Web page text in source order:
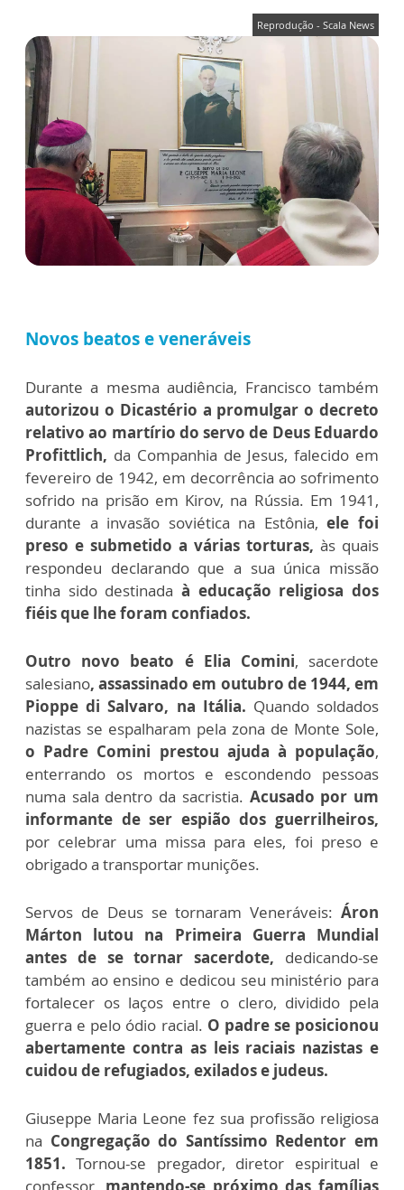
Reprodução - Scala News
Novos beatos e veneráveis
Durante a mesma audiência, Francisco também
autorizou o Dicastério a promulgar o decreto
relativo ao martírio do servo de Deus Eduardo
Profittlich, da Companhia de Jesus, falecido em
fevereiro de 1942, em decorrência ao sofrimento
sofrido na prisão em Kirov, na Rússia. Em 1941,
durante a invasão soviética na Estônia,ele foi
preso e submetido a várias torturas, às quais
respondeu declarando que a sua única missão
tinha sido destinada à educação religiosa dos
fiéis que lhe foram confiados.
Outro novo beato é Elia Comini, sacerdote
salesiano, assassinado em outubro de 1944, em
Pioppe di Salvaro, na Itália. Quando soldados
nazistas se espalharam pela zona de Monte Sole,
o Padre Comini prestou ajuda à população,
enterrando os mortos e escondendo pessoas
numa sala dentro da sacristia. Acusado por um
informante de ser espião dos guerrilheiros,
por celebrar uma missa para eles, foi preso e
obrigado a transportar munições.
Servos de Deus se tornaram Veneráveis: Áron
Márton lutou na Primeira Guerra Mundial
antes de se tornar sacerdote, dedicando-se
também ao ensino e dedicou seu ministério para
fortalecer os laços entre o clero, dividido pela
guerra e pelo ódio racial. O padre se posicionou
abertamente contra as leis raciais nazistas e
cuidou de refugiados, exilados e judeus.
Giuseppe Maria Leone fez sua profissão religiosa
na Congregação do Santíssimo Redentor em
1851.Tornou-se pregador, diretor espiritual e
confessor, mantendo-se próximo das famílias